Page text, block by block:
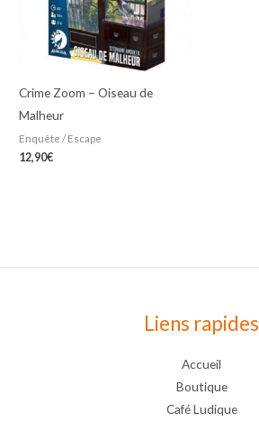
Crime Zoom – Oiseau de
Malheur
Enquête / Escape
12,90€
Liens rapides
Accueil
Boutique
Café Ludique